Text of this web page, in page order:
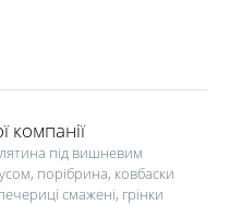
компанії
під вишневим
порібрина, ковбаски
смажені, грінки